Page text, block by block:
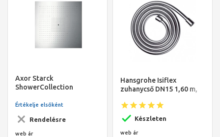
Axor Starck
ShowerCollection
fejzuhany,970x970 mm,
Rendelésre
Értékelje elsőként
web ár
Hansgrohe Isiflex
zuhanycső DN15 1,60 m,
Készleten
web ár